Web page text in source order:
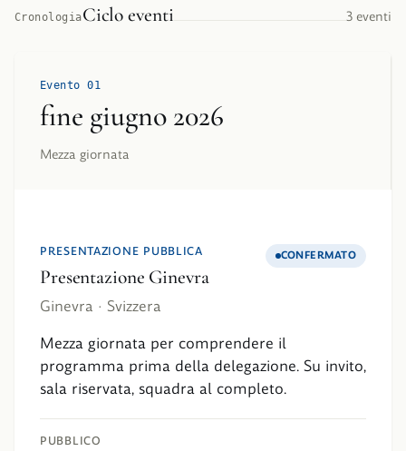
CronologiaCiclo eventi 3 eventi
Evento 01
fine giugno 2026
Mezza giornata
PRESENTAZIONE PUBBLICA
Presentazione Ginevra
Ginevra · Svizzera
CONFERMATO
Mezza giornata per comprendere il
programma prima della delegazione. Su invito,
sala riservata, squadra al completo.
PUBBLICO